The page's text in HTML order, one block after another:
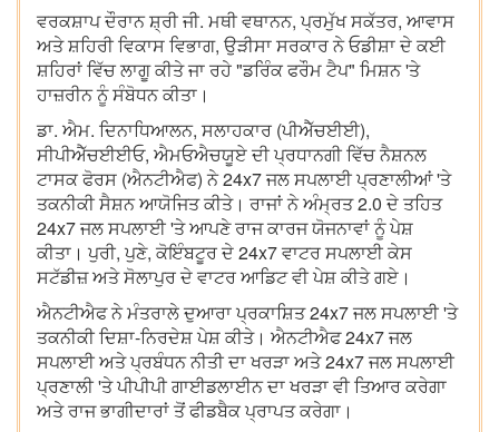
ਵਰਕਸ਼ਾਪ ਦੌਰਾਨ ਸ਼੍ਰੀ ਜੀ. ਮਥੀ ਵਥਾਨਨ, ਪ੍ਰਮੁੱਖ ਸਕੱਤਰ, ਆਵਾਸ
ਅਤੇ ਸ਼ਹਿਰੀ ਵਿਕਾਸ ਵਿਭਾਗ, ਉੜੀਸਾ ਸਰਕਾਰ ਨੇ ਓਡੀਸ਼ਾ ਦੇ ਕਈ
ਸ਼ਹਿਰਾਂ ਵਿੱਚ ਲਾਗੂ ਕੀਤੇ ਜਾ ਰਹੇ "ਡਰਿੰਕ ਫਰੌਮ ਟੈਪ" ਮਿਸ਼ਨ 'ਤੇ
ਹਾਜ਼ਰੀਨ ਨੂੰ ਸੰਬੋਧਨ ਕੀਤਾ।
ਡਾ. ਐਮ. ਦਿਨਾਧਿਆਲਨ, ਸਲਾਹਕਾਰ (ਪੀਐੱਚਈਈ),
ਸੀਪੀਐੱਚਈਈਓ, ਐਮਓਐਚਯੂਏ ਦੀ ਪ੍ਰਧਾਨਗੀ ਵਿੱਚ ਨੈਸ਼ਨਲ
ਟਾਸਕ ਫੋਰਸ (ਐਨਟੀਐਫ) ਨੇ 24x7 ਜਲ ਸਪਲਾਈ ਪ੍ਰਣਾਲੀਆਂ 'ਤੇ
ਤਕਨੀਕੀ ਸੈਸ਼ਨ ਆਯੋਜਿਤ ਕੀਤੇ। ਰਾਜਾਂ ਨੇ ਅੰਮ੍ਰਤ 2.0 ਦੇ ਤਹਿਤ
24x7 ਜਲ ਸਪਲਾਈ 'ਤੇ ਆਪਣੇ ਰਾਜ ਕਾਰਜ ਯੋਜਨਾਵਾਂ ਨੂੰ ਪੇਸ਼
ਕੀਤਾ। ਪੁਰੀ, ਪੁਣੇ, ਕੋਇੰਬਟੂਰ ਦੇ 24x7 ਵਾਟਰ ਸਪਲਾਈ ਕੇਸ
ਸਟੱਡੀਜ਼ ਅਤੇ ਸੋਲਾਪੁਰ ਦੇ ਵਾਟਰ ਆਡਿਟ ਵੀ ਪੇਸ਼ ਕੀਤੇ ਗਏ।
ਐਨਟੀਐਫ ਨੇ ਮੰਤਰਾਲੇ ਦੁਆਰਾ ਪ੍ਰਕਾਸ਼ਿਤ 24x7 ਜਲ ਸਪਲਾਈ 'ਤੇ
ਤਕਨੀਕੀ ਦਿਸ਼ਾ-ਨਿਰਦੇਸ਼ ਪੇਸ਼ ਕੀਤੇ। ਐਨਟੀਐਫ 24x7 ਜਲ
ਸਪਲਾਈ ਅਤੇ ਪ੍ਰਬੰਧਨ ਨੀਤੀ ਦਾ ਖਰੜਾ ਅਤੇ 24x7 ਜਲ ਸਪਲਾਈ
ਪ੍ਰਣਾਲੀ 'ਤੇ ਪੀਪੀਪੀ ਗਾਈਡਲਾਈਨ ਦਾ ਖਰੜਾ ਵੀ ਤਿਆਰ ਕਰੇਗਾ
ਅਤੇ ਰਾਜ ਭਾਗੀਦਾਰਾਂ ਤੋਂ ਫੀਡਬੈਕ ਪ੍ਰਾਪਤ ਕਰੇਗਾ।